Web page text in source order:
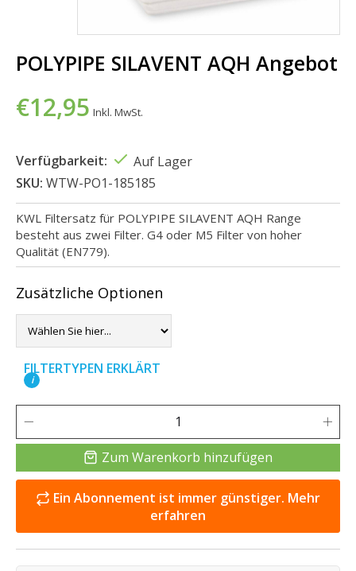
POLYPIPE SILAVENT AQH Angebot
€12,95 Inkl. MwSt.
Verfügbarkeit:
Auf Lager
SKU: WTW-PO1-185185
KWL Filtersatz für POLYPIPE SILAVENT AQH Range
besteht aus zwei Filter. G4 oder M5 Filter von hoher
Qualität (EN779).
Zusätzliche Optionen
FILTERTYPEN ERKLÄRT
i
Zum Warenkorb hinzufügen
Ein Abonnement ist immer günstiger. Mehr
erfahren